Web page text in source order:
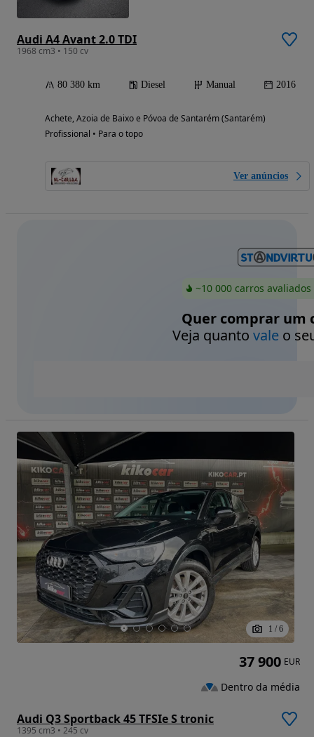
Audi A4 Avant 2.0 TDI
1968 cm3 • 150 cv
80 380 km Diesel Manual 2016
Achete, Azoia de Baixo e Póvoa de Santarém (Santarém)
Profissional • Para o topo
Ver anúncios
~10 000 carros
Quer comprar um
Veja quanto valeo
1 / 6
Audi Q3 Sportback 45 TFSIe S tronic
1395 cm3 • 245 cv
37 900 EUR
Dentro da média